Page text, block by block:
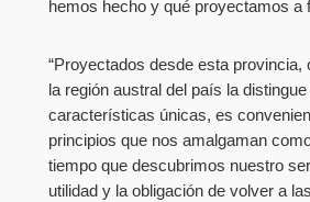
hemos hecho y qué proyectamos a
“Proyectados desde esta provincia,
la región austral del país la
características únicas, es
principios que nos amalgaman
tiempo que descubrimos nuestro
utilidad y la obligación de volver a